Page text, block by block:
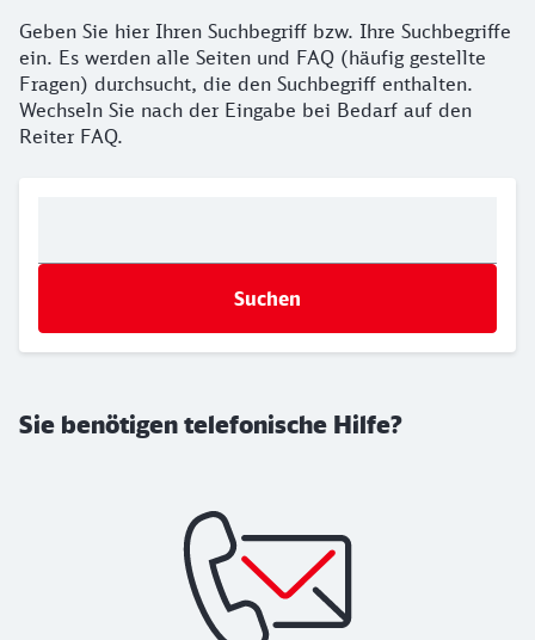
Geben Sie hier Ihren Suchbegriff bzw. Ihre Suchbegriffe
ein. Es werden alle Seiten und FAQ (häufig gestellte
Fragen) durchsucht, die den Suchbegriff enthalten.
Wechseln Sie nach der Eingabe bei Bedarf auf den
Reiter FAQ.
Suchen
Sie benötigen telefonische Hilfe?